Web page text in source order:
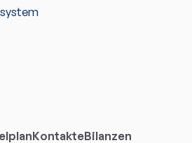
KontakteBilanzen